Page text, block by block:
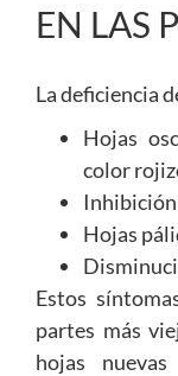
EN LAS
La deficiencia
Hojas
color
Hojas
Estos
partes más
hojas